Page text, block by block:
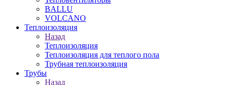
BALLU
VOLCANO
Теплоизоляция
Назад
Теплоизоляция
Теплоизоляция для теплого пола
Трубная теплоизоляция
Трубы
Назад